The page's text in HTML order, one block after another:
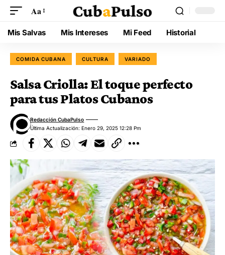
Aa
Mis Salvas Mis Intereses Mi Feed Historial
COMIDA CUBANA CULTURA VARIADO
Salsa Criolla: El toque perfecto
para tus Platos Cubanos
Última Actualización: Enero 29, 2025 12:28 Pm
Redacción CubaPulso